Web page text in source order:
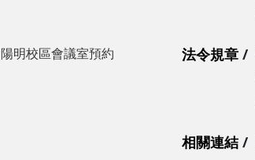
陽明校區會議室預約 法令規章
相關連結